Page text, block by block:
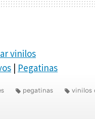
vinilos
| Pegatinas
pegatinas vinilos